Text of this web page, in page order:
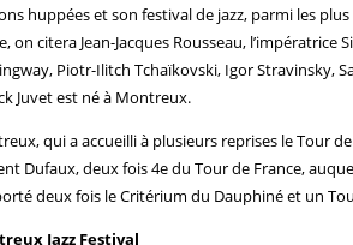
huppées et son festival de jazz, parmi les
on citera Jean-Jacques Rousseau,
Piotr-Ilitch Tchaïkovski, Igor Stravinsky,
Juvet est né à Montreux.
qui a accueilli à plusieurs reprises le Tour
Dufaux, deux fois 4e du Tour de France,
deux fois le Critérium du Dauphiné et un
Jazz Festival